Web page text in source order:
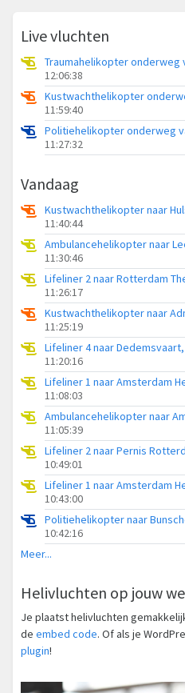
Live vluchten
12:06:38
Kustwachthelikopter
11:59:40
11:27:32
Vandaag
Kustwachthelikopter naar
11:40:44
11:30:46
Lifeliner 2 naar Rotterdam
11:26:17
11:25:19
Lifeliner 4 naar
11:20:16
Lifeliner 1 naar Amsterdam
11:08:03
11:05:39
10:49:01
Lifeliner 1 naar Amsterdam
10:43:00
10:42:16
Meer...
Helivluchten op jouw
Je plaatst helivluchten
de embed code. Of als je
plugin!